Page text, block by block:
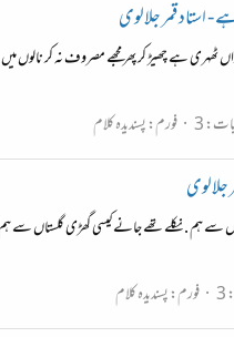
قمر جلالوی
ہے چھیڑ کر پھر مجھے مصروف نہ کر
3 فورم:پسندیدہ کلام
ہم . نکلے تھے جانے کیسی گھڑی گلستاں سے
فورم:پسندیدہ کلام